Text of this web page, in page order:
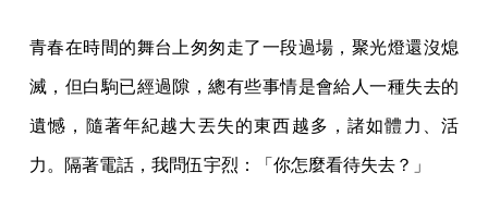
青春在時間的舞台上匆匆走了一段過場，聚光燈還沒熄
滅，但白駒已經過隙，總有些事情是會給人一種失去的
遺憾，隨著年紀越大丟失的東西越多，諸如體力、活
力。隔著電話，我問伍宇烈：「你怎麼看待失去？」